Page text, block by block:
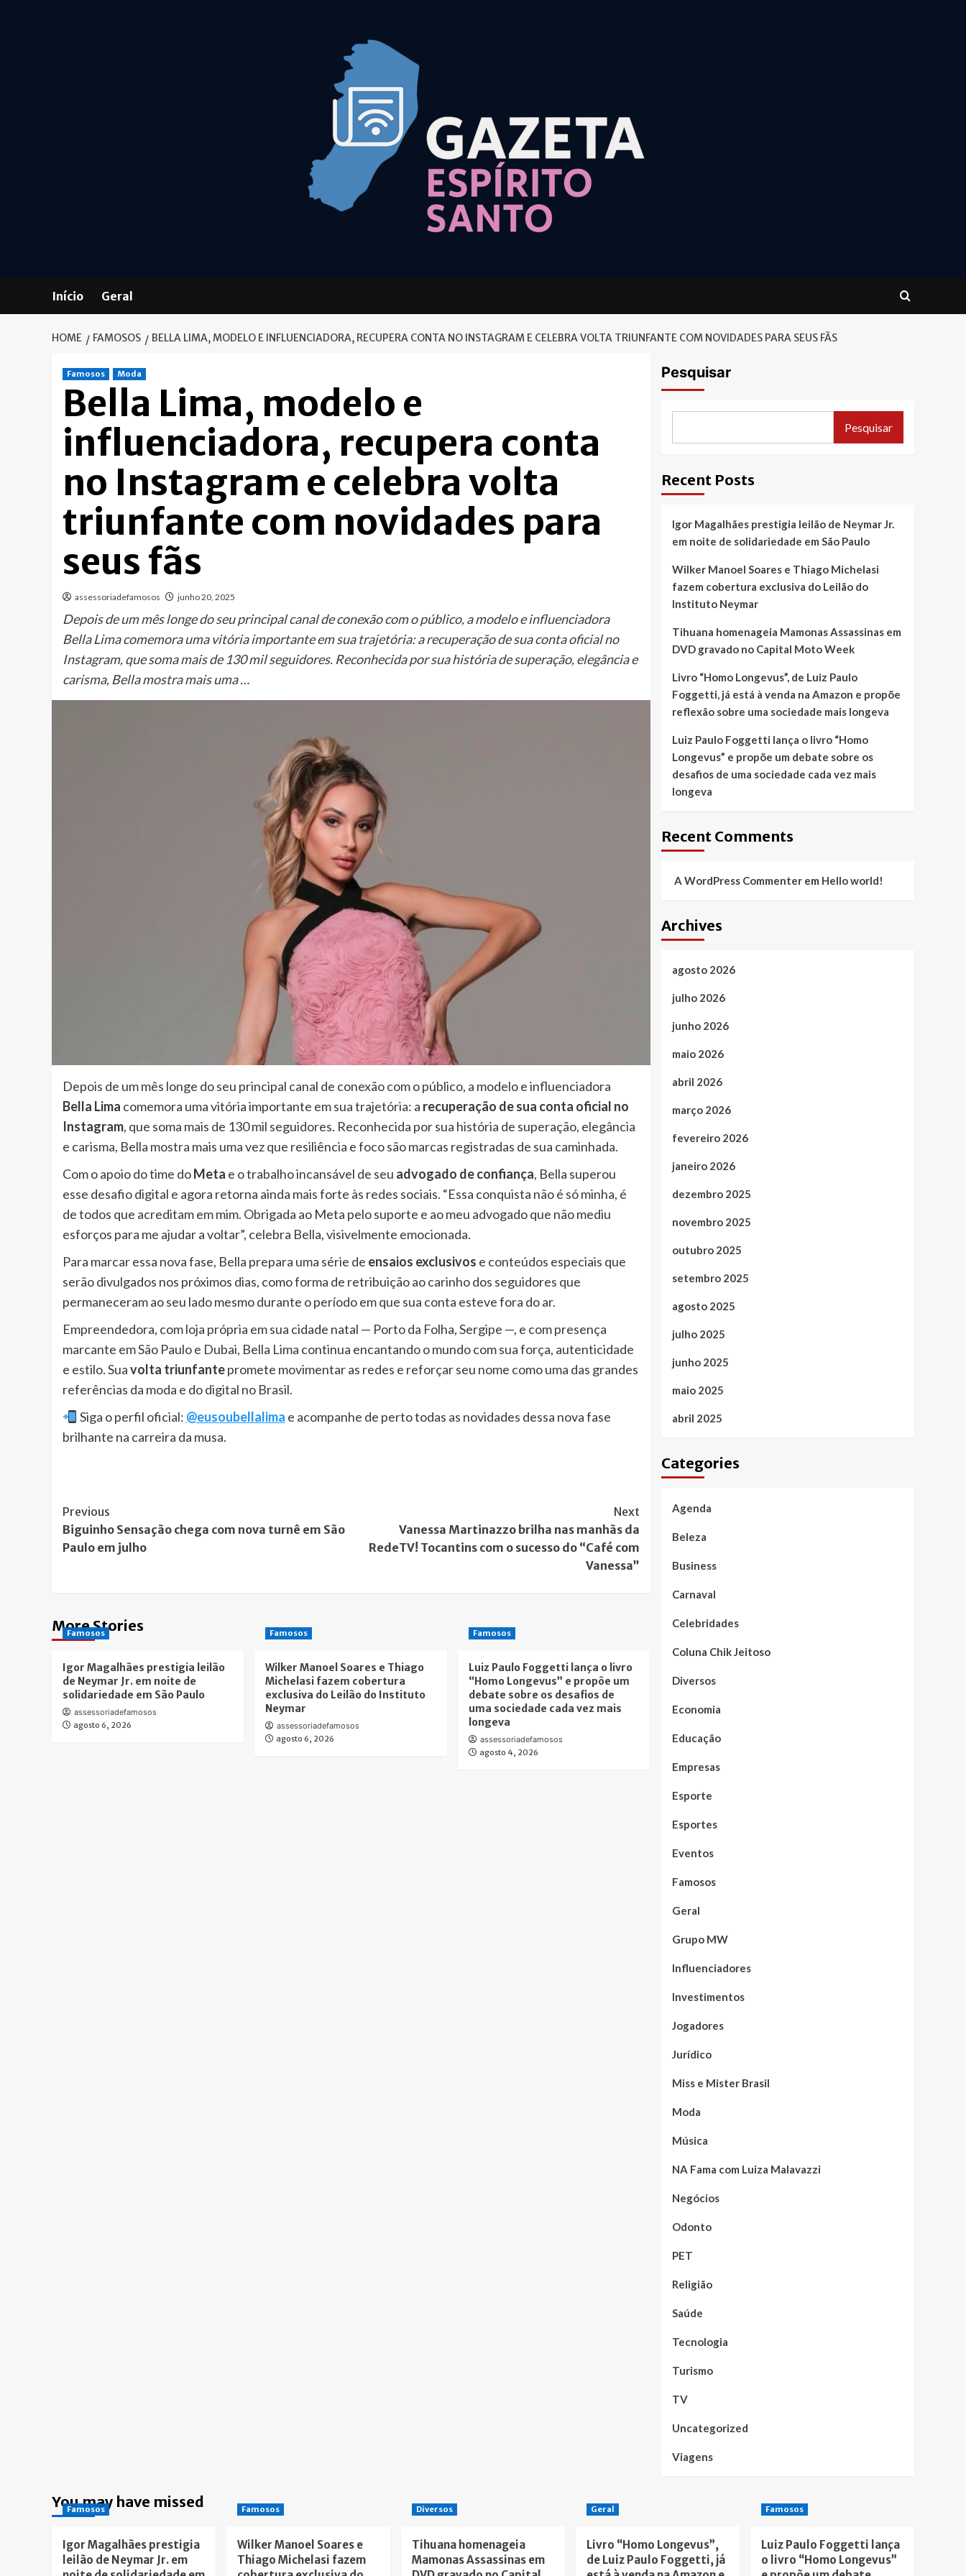
Início Geral
HOME FAMOSOS BELLA LIMA, MODELO E INFLUENCIADORA, RECUPERA CONTA NO INSTAGRAM E CELEBRA VOLTA TRIUNFANTE COM NOVIDADES PARA SEUS FÃS
Famosos Moda
Bella Lima, modelo e
influenciadora, recupera conta
no Instagram e celebra volta
triunfante com novidades para
seus fãs
assessoriadefamosos junho 20, 2025
Depois de um mês longe do seu principal canal de conexão com o público, a modelo e influenciadora
Bella Lima comemora uma vitória importante em sua trajetória: a recuperação de sua conta oficial no
Instagram, que soma mais de 130 mil seguidores. Reconhecida por sua história de superação, elegância e
carisma, Bella mostra mais uma …
Depois de um mês longe do seu principal canal de conexão com o público, a modelo e influenciadora
Bella Lima comemora uma vitória importante em sua trajetória: a recuperação de sua conta oficial no
Instagram, que soma mais de 130 mil seguidores. Reconhecida por sua história de superação, elegância
e carisma, Bella mostra mais uma vez que resiliência e foco são marcas registradas de sua caminhada.
Com o apoio do time doMeta e o trabalho incansável de seu advogado de confiança, Bella superou
esse desafio digital e agora retorna ainda mais forte às redes sociais. “Essa conquista não é só minha, é
de todos que acreditam em mim. Obrigada ao Meta pelo suporte e ao meu advogado que não mediu
esforços para me ajudar a voltar”, celebra Bella, visivelmente emocionada.
Para marcar essa nova fase, Bella prepara uma série de ensaios exclusivos e conteúdos especiais que
serão divulgados nos próximos dias, como forma de retribuição ao carinho dos seguidores que
permaneceram ao seu lado mesmo durante o período em que sua conta esteve fora do ar.
Empreendedora, com loja própria em sua cidade natal — Porto da Folha, Sergipe —, e com presença
marcante em São Paulo e Dubai, Bella Lima continua encantando o mundo com sua força, autenticidade
e estilo. Suavolta triunfantepromete movimentar as redes e reforçar seu nome como uma das grandes
referências da moda e do digital no Brasil.
Siga o perfil oficial: @eusoubellalima e acompanhe de perto todas as novidades dessa nova fase
brilhante na carreira da musa.
Post
Navigation
Previous
Biguinho Sensação chega com nova turnê em São
Paulo em julho
Next
Vanessa Martinazzo brilha nas manhãs da
RedeTV! Tocantins com o sucesso do “Café com
Vanessa”
More Stories
Famosos
Igor Magalhães prestigia leilão
de Neymar Jr. em noite de
solidariedade em São Paulo
assessoriadefamosos
agosto 6, 2026
Famosos
Wilker Manoel Soares e Thiago
Michelasi fazem cobertura
exclusiva do Leilão do Instituto
Neymar
assessoriadefamosos
agosto 6, 2026
Famosos
Luiz Paulo Foggetti lança o livro
“Homo Longevus” e propõe um
debate sobre os desafios de
uma sociedade cada vez mais
longeva
assessoriadefamosos
agosto 4, 2026
Pesquisar
Pesquisar
Recent Posts
Igor Magalhães prestigia leilão de Neymar Jr.
em noite de solidariedade em São Paulo
Wilker Manoel Soares e Thiago Michelasi
fazem cobertura exclusiva do Leilão do
Instituto Neymar
Tihuana homenageia Mamonas Assassinas em
DVD gravado no Capital Moto Week
Livro “Homo Longevus”, de Luiz Paulo
Foggetti, já está à venda na Amazon e propõe
reflexão sobre uma sociedade mais longeva
Luiz Paulo Foggetti lança o livro “Homo
Longevus” e propõe um debate sobre os
desafios de uma sociedade cada vez mais
longeva
Recent Comments
A WordPress Commenterem Hello world!
Archives
agosto 2026
julho 2026
junho 2026
maio 2026
abril 2026
março 2026
fevereiro 2026
janeiro 2026
dezembro 2025
novembro 2025
outubro 2025
setembro 2025
agosto 2025
julho 2025
junho 2025
maio 2025
abril 2025
Categories
Agenda
Beleza
Business
Carnaval
Celebridades
Coluna Chik Jeitoso
Diversos
Economia
Educação
Empresas
Esporte
Esportes
Eventos
Famosos
Geral
Grupo MW
Influenciadores
Investimentos
Jogadores
Jurídico
Miss e Mister Brasil
Moda
Música
NA Fama com Luiza Malavazzi
Negócios
Odonto
PET
Religião
Saúde
Tecnologia
Turismo
TV
Uncategorized
Viagens
You may have missed
Famosos
Igor Magalhães prestigia
leilão de Neymar Jr. em
Famosos
Wilker Manoel Soares e
Thiago Michelasi fazem
Diversos
Tihuana homenageia
Mamonas Assassinas em
Geral
Livro “Homo Longevus”,
de Luiz Paulo Foggetti, já
Famosos
Luiz Paulo Foggetti lança
o livro “Homo Longevus”